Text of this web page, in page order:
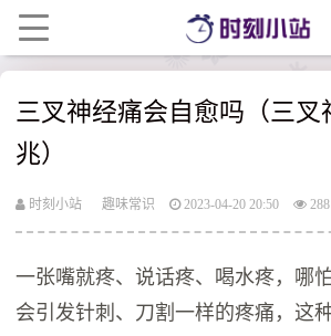
三叉神经痛会自愈吗（三叉
兆）
时刻小站 趣味常识 2023-04-20 20:50 288
一张嘴就疼、说话疼、喝水疼，哪
会引发针刺、刀割一样的疼痛，这